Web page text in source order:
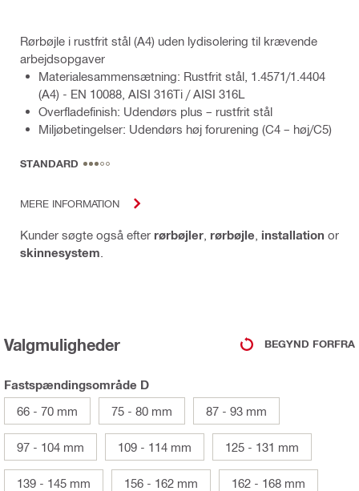
Rørbøjle i rustfrit stål (A4) uden lydisolering til krævende
arbejdsopgaver
Materialesammensætning: Rustfrit stål, 1.4571/1.4404
(A4) - EN 10088, AISI 316Ti / AISI 316L
Overfladefinish: Udendørs plus – rustfrit stål
Miljøbetingelser: Udendørs høj forurening (C4 – høj/C5)
STANDARD
MERE INFORMATION
Kunder søgte også efter rørbøjler rørbøjle installation or
skinnesystem
Valgmuligheder BEGYND FORFRA
Fastspændingsområde D
66 - 70 mm
75 - 80 mm 87 - 93 mm
97 - 104 mm 109 - 114 mm 125 - 131 mm
139 - 145 mm 156 - 162 mm 162 - 168 mm